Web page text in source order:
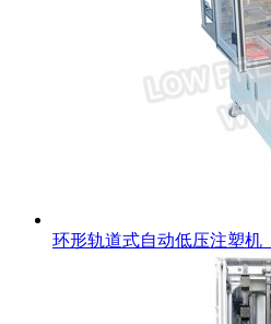
环形轨道式自动低压注塑机